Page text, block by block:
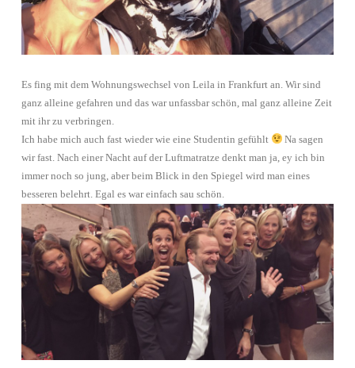
Es fing mit dem Wohnungswechsel von Leila in Frankfurt an. Wir sind
ganz alleine gefahren und das war unfassbar schön, mal ganz alleine Zeit
mit ihr zu verbringen.
Ich habe mich auch fast wieder wie eine Studentin gefühlt
Na sagen
wir fast. Nach einer Nacht auf der Luftmatratze denkt man ja, ey ich bin
immer noch so jung, aber beim Blick in den Spiegel wird man eines
besseren belehrt. Egal es war einfach sau schön.